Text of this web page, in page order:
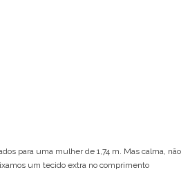
para uma mulher de 1,74 m. Mas calma, não
um tecido extra no comprimento